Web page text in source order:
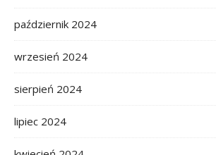
październik 2024
wrzesień 2024
sierpień 2024
lipiec 2024